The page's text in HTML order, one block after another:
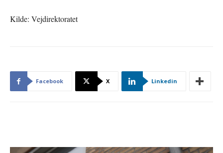
Kilde: Vejdirektoratet
Facebook X Linkedin